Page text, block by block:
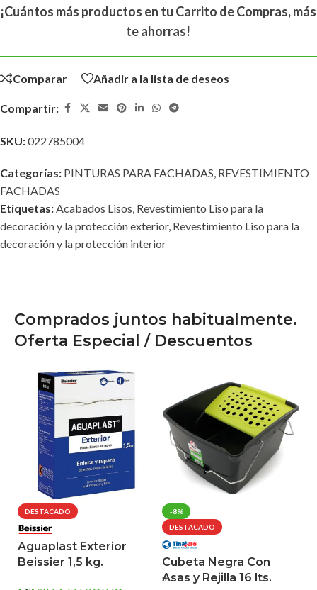
¡Cuántos más productos en tu Carrito de Compras, más
te ahorras!
Comparar Añadir a la lista de deseos
Compartir:
SKU:022785004
Categorías: PINTURAS PARA FACHADAS, REVESTIMIENTO
FACHADAS
Etiquetas:Acabados Lisos, Revestimiento Liso para la
decoración y la protección exterior, Revestimiento Liso para la
decoración y la protección interior
Comprados juntos habitualmente.
Oferta Especial / Descuentos
DESTACADO
Aguaplast Exterior
Beissier 1,5 kg.
-8%
DESTACADO
Cubeta Negra Con
Asas y Rejilla 16 lts.